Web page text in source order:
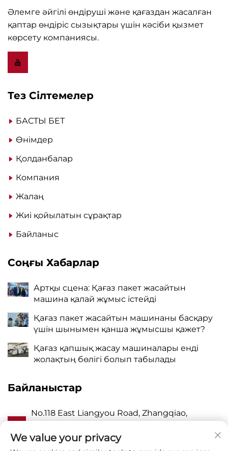
Әлемге әйгілі өндіруші және қағаздан жасалған
қаптар өндіріс сызықтары үшін кәсіби қызмет
көрсету компаниясы.
Тез Сілтемелер
БАСТЫ БЕТ
Өнімдер
Қолданбалар
Компания
Жалаң
Жиі қойылатын сұрақтар
Байланыс
Соңғы Хабарлар
Артқы сцена: Қағаз пакет жасайтын
машина қалай жұмыс істейді
Қағаз пакет жасайтын машинаны басқару
үшін шынымен қанша жұмысшы қажет?
Қағаз қапшық жасау машиналары енді
жолақтың бөлігі болып табылады
Байланыстар
No.118 East Liangyou Road, Zhangqiao,
Zhejiang P.R. China 325409
We value your privacy